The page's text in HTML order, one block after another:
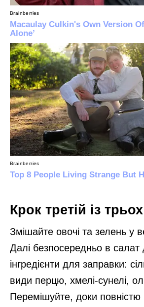
Крок третій із
Змішайте овочі та зелень у
Далі безпосередньо в салат
інгредієнти для заправки:
види перцю, хмелі-сунелі,
Перемішуйте, доки повністю